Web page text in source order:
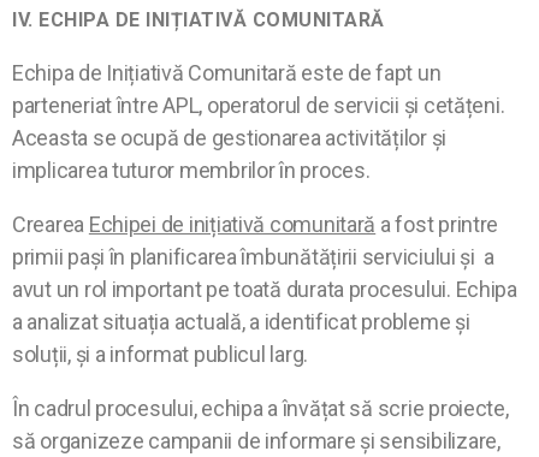
IV. ECHIPA DE INIȚIATIVĂ COMUNITARĂ
Echipa de Inițiativă Comunitară este de fapt un
parteneriat între APL, operatorul de servicii și cetățeni.
Aceasta se ocupă de gestionarea activităților și
implicarea tuturor membrilor în proces.
Crearea Echipei de inițiativă comunitară a fost printre
primii pași în planificarea îmbunătățirii serviciului și a
avut un rol important pe toată durata procesului. Echipa
a analizat situația actuală, a identificat probleme și
soluții, și a informat publicul larg.
În cadrul procesului, echipa a învățat să scrie proiecte,
să organizeze campanii de informare și sensibilizare,